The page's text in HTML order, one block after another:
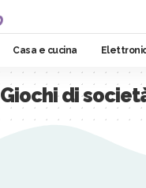
Casa e cucina
Giochi di